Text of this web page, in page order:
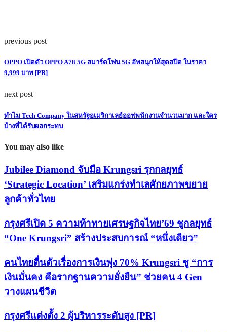
previous post
OPPO เปิดตัว OPPO A78 5G สมาร์ตโฟน 5G อัพสนุกให้สุดสปีด ในราคา
9,999 บาท [PR]
next post
ทำไม Tech Company ในสหรัฐอเมริกาเลย์ออฟพนักงานจำนวนมาก และใคร
บ้างที่ได้รับผลกระทบ
You may also like
Jubilee Diamond จับมือ Krungsri รุกกลยุทธ์
‘Strategic Location’ เสริมแกร่งทำเลศักยภาพขยาย
ลูกค้าทั่วไทย
กรุงศรีเปิด 5 ความท้าทายเศรษฐกิจไทย’69 ชูกลยุทธ์
“One Krungsri” สร้างประสบการณ์ “หนึ่งเดียว”
คนไทยตื่นตัวเรื่องการเงินพุ่ง 70% Krungsri ชู “การ
เงินมั่นคง คือรากฐานความยั่งยืน” ช่วยคน 4 Gen
วางแผนชีวิต
กรุงศรีแต่งตั้ง 2 ผู้บริหารระดับสูง [PR]